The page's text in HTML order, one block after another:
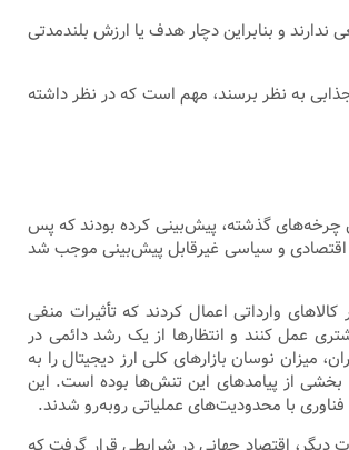
ندارند و بنابراین دچار هدف یا ارزش بلندمدتی
به نظر برسند، مهم است که در نظر داشته
چرخه‌های گذشته، پیش‌بینی کرده بودند که پس
از طریق جست‌وجوی فرصت‌های نوین به سراغ سایر آلت‌کوین‌ها خواهند رفت. اما در سال‌های اخیر و به ویژه سال ۲۰۲۵، عوامل اقتصادی و سیاسی غیرقابل پیش‌بینی موجب شد
وارداتی اعمال کردند که تأثیرات منفی
عمل کنند و انتظارها از یک رشد دائمی در
میزان نوسان بازارهای کلی ارز دیجیتال را به
دیجیتال از حدود ۱.۲ تریلیون دلار به مقادیر میانگین پایین‌تر، بخشی از پیامدهای این تنش‌ها بوده است. این
با محدودیت‌های عملیاتی روبه‌رو شدند.